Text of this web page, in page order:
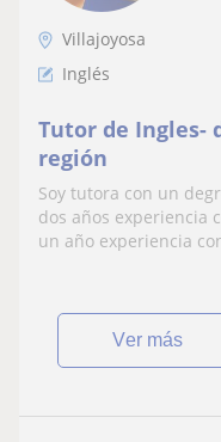
Villajoyosa
Inglés
Tutor de Ingles-
región
Soy tutora con un
dos años experiencia
un año experiencia
ver más